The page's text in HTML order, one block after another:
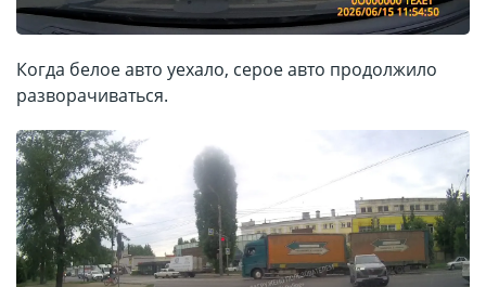
Когда белое авто уехало, серое авто продолжило
разворачиваться.